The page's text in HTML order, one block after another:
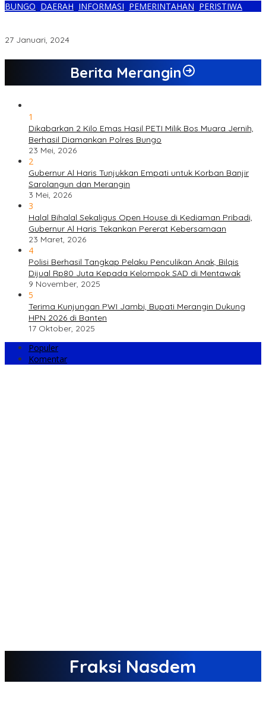
BUNGO, DAERAH, INFORMASI, PEMERINTAHAN, PERISTIWA
27 Januari, 2024
Berita Merangin
1
Dikabarkan 2 Kilo Emas Hasil PETI Milik Bos Muara Jernih,
Berhasil Diamankan Polres Bungo
23 Mei, 2026
2
Gubernur Al Haris Tunjukkan Empati untuk Korban Banjir
Sarolangun dan Merangin
3 Mei, 2026
3
Halal Bihalal Sekaligus Open House di Kediaman Pribadi,
Gubernur Al Haris Tekankan Pererat Kebersamaan
23 Maret, 2026
4
Polisi Berhasil Tangkap Pelaku Penculikan Anak, Bilqis
Dijual Rp80 Juta Kepada Kelompok SAD di Mentawak
9 November, 2025
5
Terima Kunjungan PWI Jambi, Bupati Merangin Dukung
HPN 2026 di Banten
17 Oktober, 2025
Populer
Komentar
Fraksi Nasdem